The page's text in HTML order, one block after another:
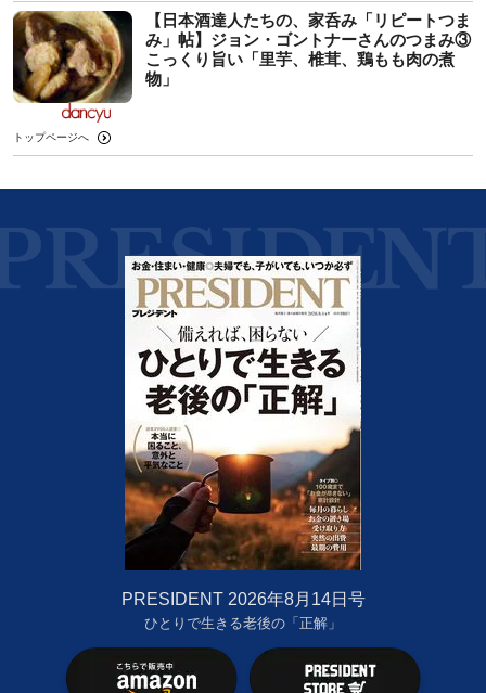
【日本酒達人たちの、家呑み「リピートつま
み」帖】ジョン・ゴントナーさんのつまみ③
こっくり旨い「里芋、椎茸、鶏もも肉の煮
物」
トップページへ
PRESIDENT 2026年8月14日号
ひとりで生きる老後の「正解」